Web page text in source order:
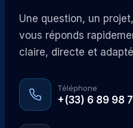
Une question, un
vous réponds
claire, directe et
Téléphone
+(33) 6 89 98